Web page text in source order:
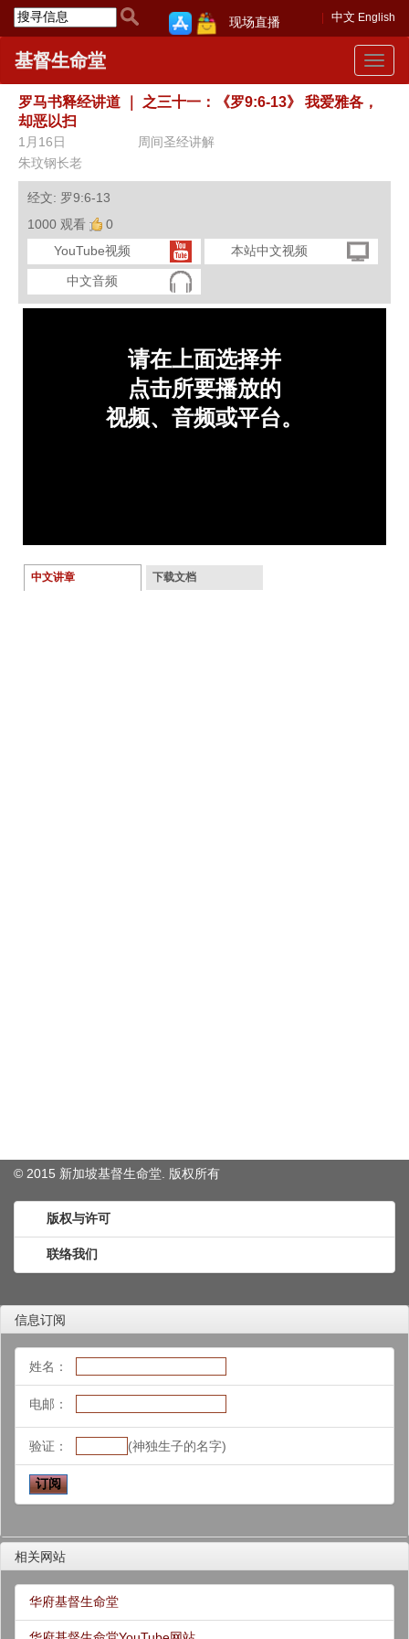
中文 English
现场直播
Toggle
基督生命堂
罗马书释经讲道
之三十一：《罗9:6-13》 我爱雅各，
却恶以扫
1月16日
周间圣经讲解
朱玟钢长老
经文: 罗9:6-13
1000 观看
0
YouTube视频
本站中文视频
中文音频
中文讲章 下载文档
© 2015 新加坡基督生命堂. 版权所有
版权与许可
联络我们
信息订阅
姓名：
电邮：
验证： (神独生子的名字)
相关网站
华府基督生命堂